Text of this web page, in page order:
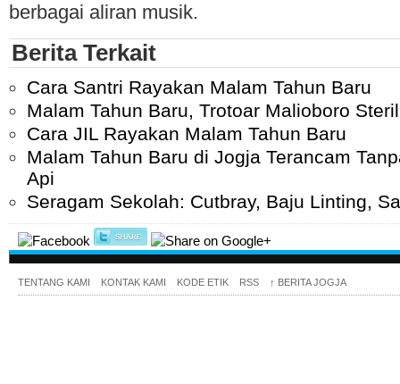
berbagai aliran musik.
Berita Terkait
Cara Santri Rayakan Malam Tahun Baru
Malam Tahun Baru, Trotoar Malioboro
Cara JIL Rayakan Malam Tahun Baru
Malam Tahun Baru di Jogja Terancam
Api
Seragam Sekolah: Cutbray, Baju Linting,
TENTANG KAMI KONTAK KAMI KODE ETIK RSS ↑ BERITA JOGJA